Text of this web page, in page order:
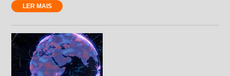
LER MAIS